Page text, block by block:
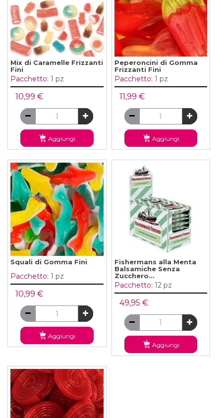
Mix di Caramelle Frizzanti
Fini
Pacchetto: 1 pz
10,99 €
Aggiungi
Peperoncini di Gomma
Frizzanti Fini
Pacchetto: 1 pz
11,99 €
Aggiungi
Squali di Gomma Fini
Pacchetto: 1 pz
10,99 €
Aggiungi
Fishermans alla Menta
Balsamiche Senza
Zucchero...
Pacchetto: 12 pz
49,95 €
Aggiungi